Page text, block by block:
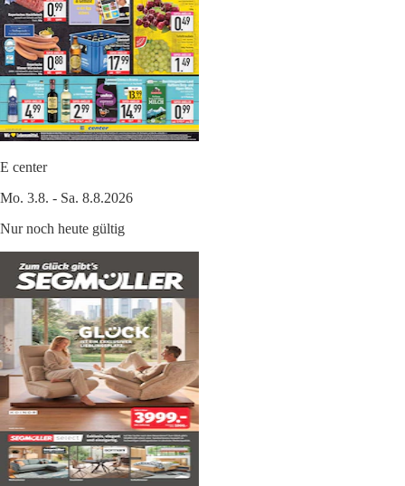
E center
Mo. 3.8. - Sa. 8.8.2026
Nur noch heute gültig